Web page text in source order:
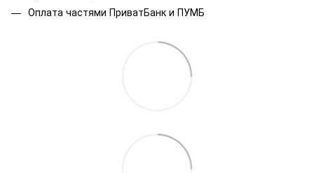
Оплата частями ПриватБанк и ПУМБ